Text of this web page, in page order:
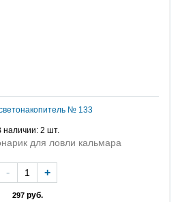
№ 133
наличии: 2 шт.
для ловли кальмара
297руб.
- +